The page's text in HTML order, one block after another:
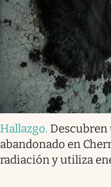
Hallazgo.
abandonado en
radiación y utiliza